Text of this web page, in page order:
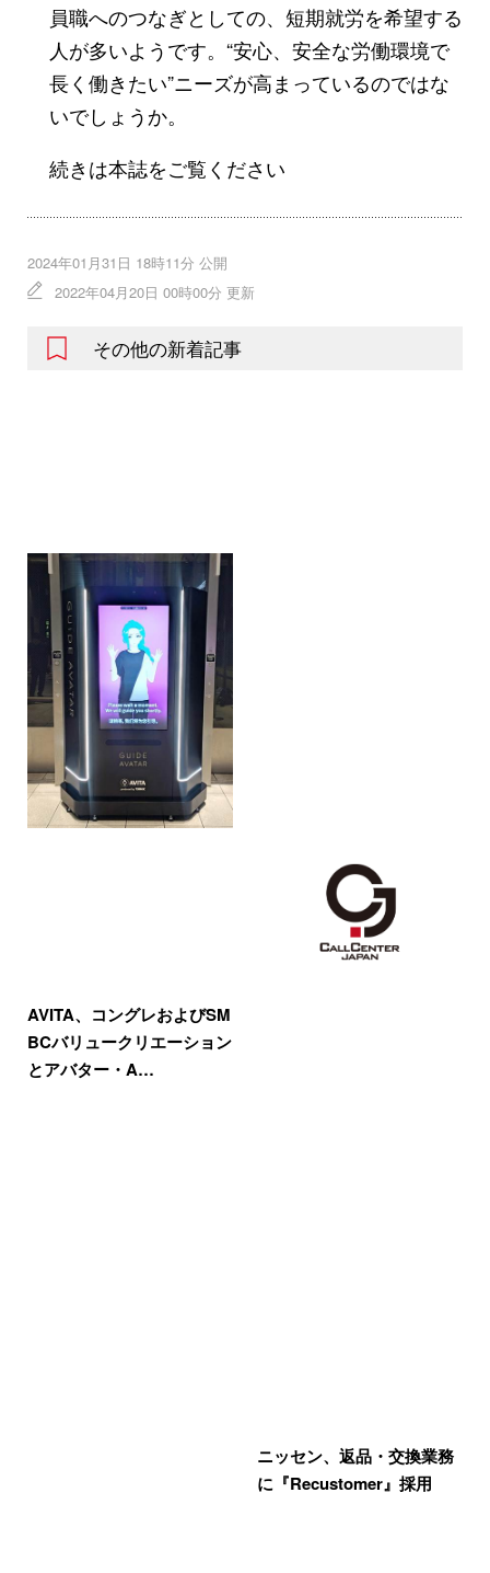
員職へのつなぎとしての、短期就労を希望する
人が多いようです。“安心、安全な労働環境で
長く働きたい”ニーズが高まっているのではな
いでしょうか。
続きは本誌をご覧ください
2024年01月31日 18時11分 公開
2022年04月20日 00時00分 更新
その他の新着記事
AVITA、コングレおよびSM
BCバリュークリエーション
とアバター・A…
ニッセン、返品・交換業務
に『Recustomer』採用